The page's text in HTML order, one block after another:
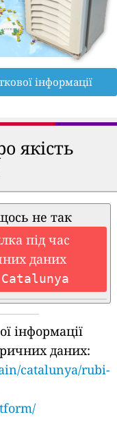
інформації
якість
не так
під час
даних
інформації
даних:
catalunya/rubi-